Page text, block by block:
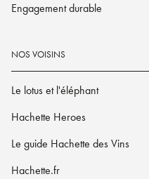
Engagement durable
NOS VOISINS
Le lotus et l'éléphant
Hachette Heroes
Le guide Hachette des Vins
Hachette.fr